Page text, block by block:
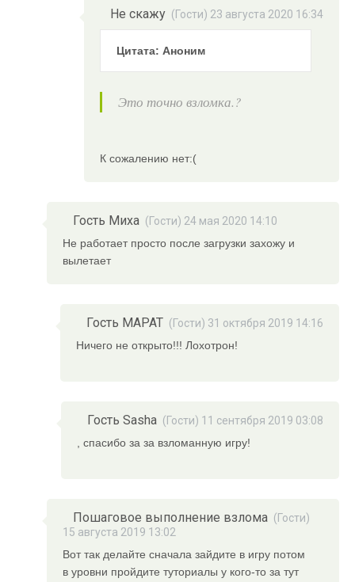
Не скажу (Гости) 23 августа 2020 16:34
Цитата: Аноним
Это точно взломка.?
К сожалению нет:(
Гость Миха (Гости) 24 мая 2020 14:10
Не работает просто после загрузки захожу и
вылетает
Гость МАРАТ (Гости) 31 октября 2019 14:16
Ничего не открыто!!! Лохотрон!
Гость Sasha (Гости) 11 сентября 2019 03:08
, спасибо за за взломанную игру!
Пошаговое выполнение взлома (Гости)
15 августа 2019 13:02
Вот так делайте сначала зайдите в игру потом
в уровни пройдите туториалы у кого-то за тут